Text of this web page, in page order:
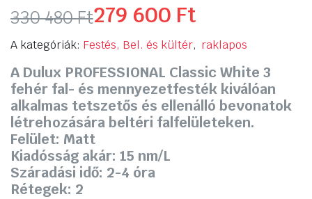
330 480Ft
Original
price
was:
330
480 Ft.
279 600 Ft
Current
price
is:
279
600 Ft.
A kategóriák: Festés, Bel. és kültér, raklapos
A Dulux PROFESSIONAL Classic White 3
fehér fal- és mennyezetfesték kiválóan
alkalmas tetszetős és ellenálló bevonatok
létrehozására beltéri falfelületeken.
Felület: Matt
Kiadósság akár: 15 nm/L
Száradási idő: 2-4 óra
Rétegek: 2